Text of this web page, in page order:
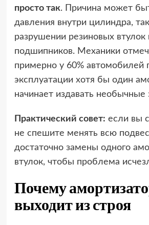
просто так. Причина может
давления внутри цилиндра,
разрушении резиновых
подшипников. Механики
примерно у 60% автомобилей
эксплуатации хотя бы один
начинает издавать необычные
Практический совет: если вы
не спешите менять всю
достаточно замены одного
втулок, чтобы проблема
Почему
выходит из строя